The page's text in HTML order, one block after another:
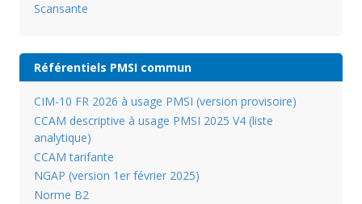
Scansante
Référentiels PMSI commun
CIM-10 FR 2026 à usage PMSI (version provisoire)
CCAM descriptive à usage PMSI 2025 V4 (liste
analytique)
CCAM tarifante
NGAP (version 1er février 2025)
Norme B2